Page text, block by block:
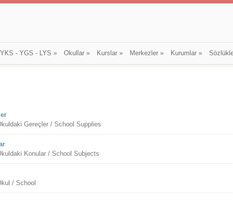
YKS - YGS - LYS » Okullar» Kurslar» Merkezler» Kurumlar»
Gereçler / School Supplies
Konular / School Subjects
/ School